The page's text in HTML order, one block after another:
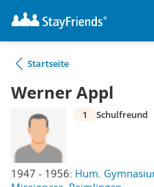
Startseite
Werner Appl
1947 - 1956: Hum.
1 Schulfreund